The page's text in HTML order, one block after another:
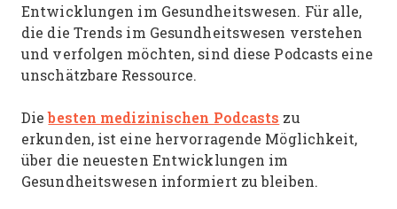
Entwicklungen im Gesundheitswesen. Für alle,
die die Trends im Gesundheitswesen verstehen
und verfolgen möchten, sind diese Podcasts eine
unschätzbare Ressource.
Diebesten medizinischen Podcasts zu
erkunden, ist eine hervorragende Möglichkeit,
über die neuesten Entwicklungen im
Gesundheitswesen informiert zu bleiben.